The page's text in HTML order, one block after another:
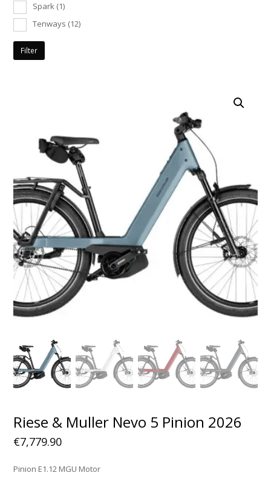
Spark (1)
Tenways (12)
Filter
Riese & Muller Nevo 5 Pinion 2026
€7,779.90
Pinion E1.12 MGU Motor